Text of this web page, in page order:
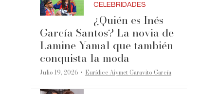
CELEBRIDADES
¿Quién es Inés
García Santos? La novia de
Lamine Yamal que también
conquista la moda
Julio 19, 2026 ·Eurídice Aiymet Garavito García